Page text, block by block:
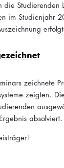
im Studienjahr
zeichnete
zeigten.